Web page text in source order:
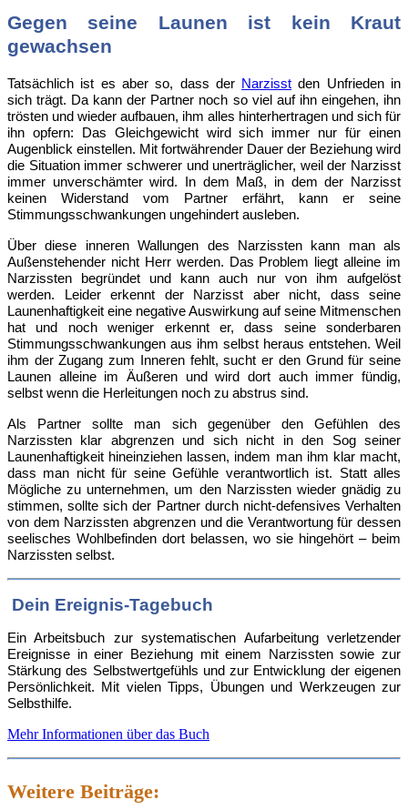
Gegen seine Launen ist kein Kraut
gewachsen
Tatsächlich ist es aber so, dass der Narzisst den Unfrieden in
sich trägt. Da kann der Partner noch so viel auf ihn eingehen, ihn
trösten und wieder aufbauen, ihm alles hinterhertragen und sich für
ihn opfern: Das Gleichgewicht wird sich immer nur für einen
Augenblick einstellen. Mit fortwährender Dauer der Beziehung wird
die Situation immer schwerer und unerträglicher, weil der Narzisst
immer unverschämter wird. In dem Maß, in dem der Narzisst
keinen Widerstand vom Partner erfährt, kann er seine
Stimmungsschwankungen ungehindert ausleben.
Über diese inneren Wallungen des Narzissten kann man als
Außenstehender nicht Herr werden. Das Problem liegt alleine im
Narzissten begründet und kann auch nur von ihm aufgelöst
werden. Leider erkennt der Narzisst aber nicht, dass seine
Launenhaftigkeit eine negative Auswirkung auf seine Mitmenschen
hat und noch weniger erkennt er, dass seine sonderbaren
Stimmungsschwankungen aus ihm selbst heraus entstehen. Weil
ihm der Zugang zum Inneren fehlt, sucht er den Grund für seine
Launen alleine im Äußeren und wird dort auch immer fündig,
selbst wenn die Herleitungen noch zu abstrus sind.
Als Partner sollte man sich gegenüber den Gefühlen des
Narzissten klar abgrenzen und sich nicht in den Sog seiner
Launenhaftigkeit hineinziehen lassen, indem man ihm klar macht,
dass man nicht für seine Gefühle verantwortlich ist. Statt alles
Mögliche zu unternehmen, um den Narzissten wieder gnädig zu
stimmen, sollte sich der Partner durch nicht-defensives Verhalten
von dem Narzissten abgrenzen und die Verantwortung für dessen
seelisches Wohlbefinden dort belassen, wo sie hingehört – beim
Narzissten selbst.
Dein Ereignis-Tagebuch
Ein Arbeitsbuch zur systematischen Aufarbeitung verletzender
Ereignisse in einer Beziehung mit einem Narzissten sowie zur
Stärkung des Selbstwertgefühls und zur Entwicklung der eigenen
Persönlichkeit. Mit vielen Tipps, Übungen und Werkzeugen zur
Selbsthilfe.
Mehr Informationen über das Buch
Weitere Beiträge: